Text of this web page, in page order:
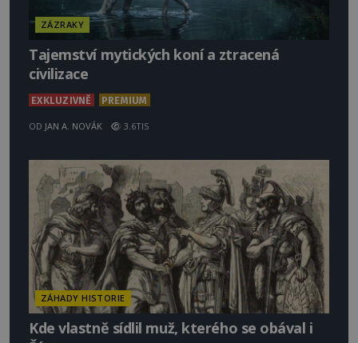
ZÁZRAKY
Tajemství mytických koní a ztracená
civilizace
EXKLUZIVNĚ PREMIUM
OD JAN A. NOVÁK 3.6TIS
ZÁHADY HISTORIE
Kde vlastně sídlil muž, kterého se obával i